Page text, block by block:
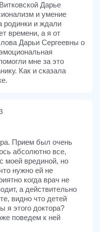
Дарье
и умение
родинки и ждали
времени, а я от
Дарьи Сергеевны о
мне за это
Как и сказала
Прием был очень
абсолютно все,
моей врединой, но
нужно ей не
когда врач не
а действительно
видно что детей
я этого доктора?
поведем к ней